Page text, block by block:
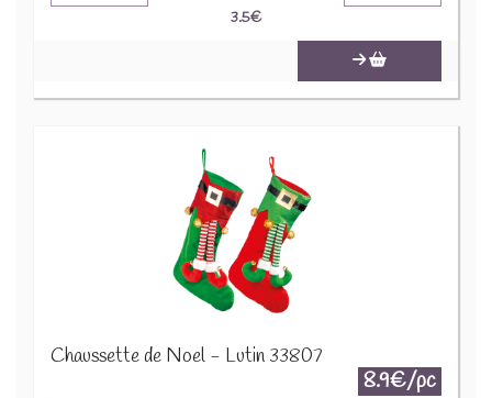
3.5€
Chaussette de Noel - Lutin 33807
8.9€/pc